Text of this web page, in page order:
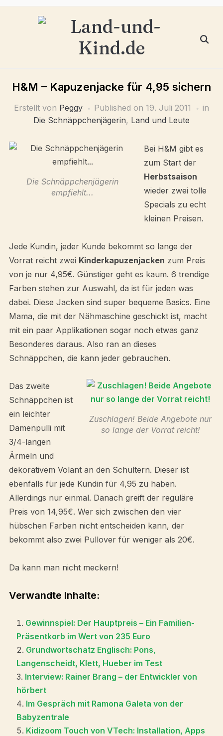
H&M – Kapuzenjacke für 4,95 sichern
Erstellt von Peggy Published on 19. Juli 2011
in
Die Schnäppchenjägerin, Land und Leute
Die Schnäppchenjägerin
empfiehlt...
Bei H&M gibt es
zum Start der
Herbstsaison
wieder zwei tolle
Specials zu echt
kleinen Preisen.
Jede Kundin, jeder Kunde bekommt so lange der
Vorrat reicht zwei Kinderkapuzenjacken zum Preis
von je nur 4,95€. Günstiger geht es kaum. 6 trendige
Farben stehen zur Auswahl, da ist für jeden was
dabei. Diese Jacken sind super bequeme Basics. Eine
Mama, die mit der Nähmaschine geschickt ist, macht
mit ein paar Applikationen sogar noch etwas ganz
Besonderes daraus. Also ran an dieses
Schnäppchen, die kann jeder gebrauchen.
Zuschlagen! Beide Angebote nur
so lange der Vorrat reicht!
Das zweite
Schnäppchen ist
ein leichter
Damenpulli mit
3/4-langen
Ärmeln und
dekorativem Volant an den Schultern. Dieser ist
ebenfalls für jede Kundin für 4,95 zu haben.
Allerdings nur einmal. Danach greift der reguläre
Preis von 14,95€. Wer sich zwischen den vier
hübschen Farben nicht entscheiden kann, der
bekommt also zwei Pullover für weniger als 20€.
Da kann man nicht meckern!
Verwandte Inhalte:
Gewinnspiel: Der Hauptpreis – Ein Familien-
Präsentkorb im Wert von 235 Euro
Grundwortschatz Englisch: Pons,
Langenscheidt, Klett, Hueber im Test
Interview: Rainer Brang – der Entwickler von
hörbert
Im Gespräch mit Ramona Galeta von der
Babyzentrale
Kidizoom Touch von VTech: Installation, Apps